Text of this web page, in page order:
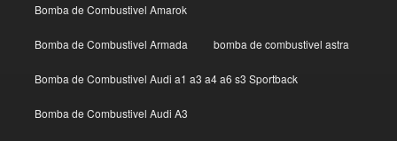
Bomba de Combustivel Amarok
Bomba de Combustivel Armada bomba de combustivel astra
Bomba de Combustivel Audi a1 a3 a4 a6 s3 Sportback
Bomba de Combustivel Audi A3